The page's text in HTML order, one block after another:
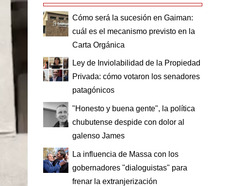
Cómo será la sucesión en Gaiman:
cuál es el mecanismo previsto en la
Carta Orgánica
Ley de Inviolabilidad de la Propiedad
Privada: cómo votaron los senadores
patagónicos
"Honesto y buena gente", la política
chubutense despide con dolor al
galenso James
La influencia de Massa con los
gobernadores "dialoguistas" para
frenar la extranjerización